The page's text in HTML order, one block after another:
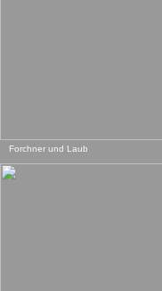
Forchner und Laub